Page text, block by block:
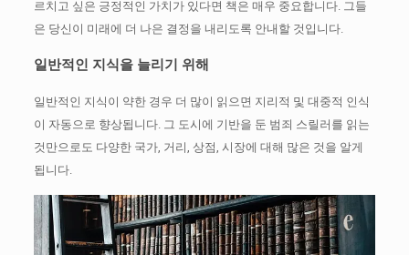
르치고 싶은 긍정적인 가치가 있다면 책은 매우 중요합니다. 그들
은 당신이 미래에 더 나은 결정을 내리도록 안내할 것입니다.
일반적인 지식을 늘리기 위해
일반적인 지식이 약한 경우 더 많이 읽으면 지리적 및 대중적 인식
이 자동으로 향상됩니다. 그 도시에 기반을 둔 범죄 스릴러를 읽는
것만으로도 다양한 국가, 거리, 상점, 시장에 대해 많은 것을 알게
됩니다.